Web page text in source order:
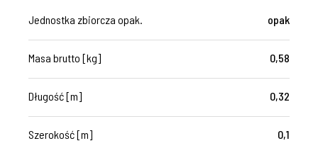
Jednostka zbiorcza opak. opak
Masa brutto [kg] 0,58
Długość [m] 0,32
Szerokość [m] 0,1